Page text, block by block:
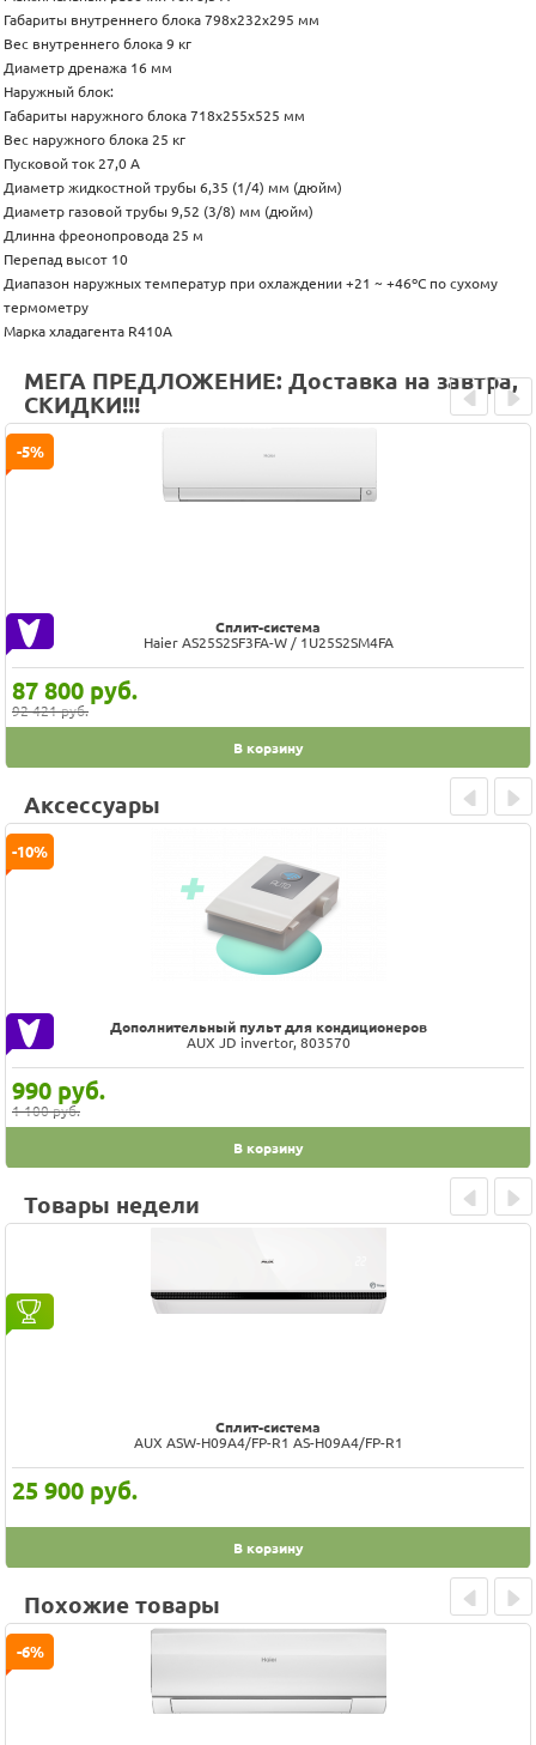
Габариты внутреннего блока 798х232х295 мм
Вес внутреннего блока 9 кг
Диаметр дренажа 16 мм
Наружный блок:
Габариты наружного блока 718x255x525 мм
Вес наружного блока 25 кг
Пусковой ток 27,0 А
Диаметр жидкостной трубы 6,35 (1/4) мм (дюйм)
Диаметр газовой трубы 9,52 (3/8) мм (дюйм)
Длинна фреонопровода 25 м
Перепад высот 10
Диапазон наружных температур при охлаждении +21 ~ +46ºC по сухому
термометру
Марка хладагента R410A
МЕГА ПРЕДЛОЖЕНИЕ: Доставка на завтра,
СКИДКИ!!!
Сплит-система
Haier AS25S2SF3FA-W / 1U25S2SM4FA
87 800 руб.
92 421 руб.
-5%
В корзину
Prev Next
Аксессуары
Дополнительный пульт для кондиционеров
AUX JD invertor, 803570
990 руб.
1 100 руб.
-10%
В корзину
Prev Next
Товары недели
Сплит-система
AUX ASW-H09A4/FP-R1 AS-H09A4/FP-R1
25 900 руб.
В корзину
Prev Next
Похожие товары
-6%
Prev Next